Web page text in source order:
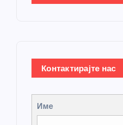
Контактирајте нас
Име